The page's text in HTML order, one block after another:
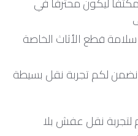
قطع الأثاث الخاصة
لكم تجربة نقل بسيطة
لتجربة نقل عفش بلا